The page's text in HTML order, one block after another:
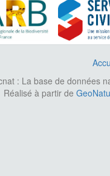
: La base de données
Réalisé à partir de